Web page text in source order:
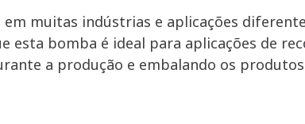
muitas indústrias e aplicações
esta bomba é ideal para aplicações de
a produção e embalando os